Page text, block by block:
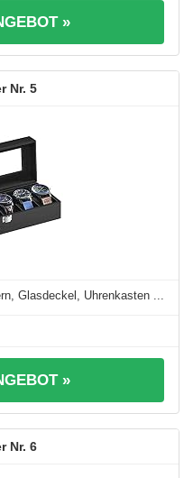
»
5
Glasdeckel, Uhrenkasten ...
»
6